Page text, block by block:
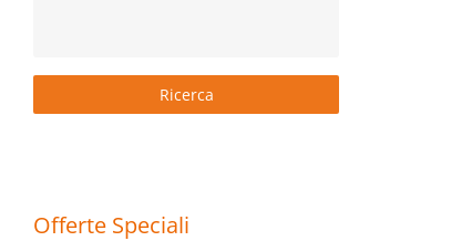
Offerte Speciali